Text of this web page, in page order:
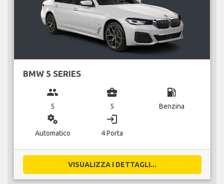
BMW 5 SERIES
group
5
business_center
5
local_gas_station
Benzina
miscellaneous_services
Automatico
login
4 Porta
VISUALIZZA I DETTAGLI...